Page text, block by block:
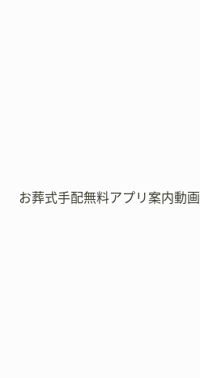
お葬式手配無料アプリ案内動画